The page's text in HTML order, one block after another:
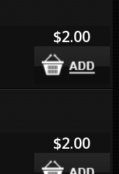
$2.00
$2.00